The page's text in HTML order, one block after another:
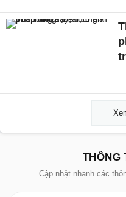
THÔNG
Cập nhật nhanh các